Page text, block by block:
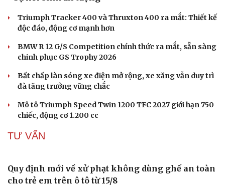
Cải chính
Ngành ô tô Trung Quốc đối mặt khủng hoảng vì
cuộc chiến giảm giá xe điện
Gần 2.000 con ốc titan trên siêu xe Pagani có giá hơn
2,9 tỷ đồng
Giải thưởng Car Choice Awards 2026 có thay đổi ở hạng
mục Dấu ấn của năm
Quy định mới về xử phạt không dùng ghế an toàn cho
trẻ em trên ô tô từ 15/8
Mitsubishi Destinator giảm giá gần 80 triệu đồng,
XE MÁY